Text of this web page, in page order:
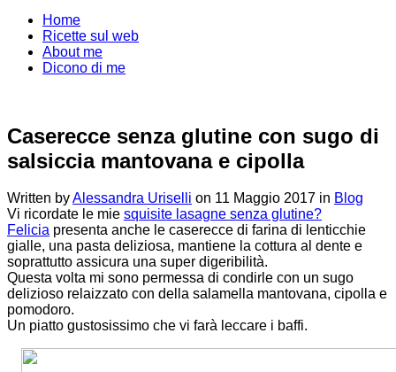
Home
Ricette sul web
About me
Dicono di me
Caserecce senza glutine con sugo di
salsiccia mantovana e cipolla
Written byAlessandra Uriselli on 11 Maggio 2017 in Blog
Vi ricordate le mie squisite lasagne senza glutine?
Felicia presenta anche le caserecce di farina di lenticchie
gialle, una pasta deliziosa, mantiene la cottura al dente e
soprattutto assicura una super digeribilità.
Questa volta mi sono permessa di condirle con un sugo
delizioso relaizzato con della salamella mantovana, cipolla e
pomodoro.
Un piatto gustosissimo che vi farà leccare i baffi.